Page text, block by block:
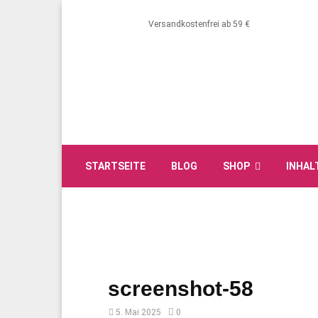
Versandkostenfrei ab 59 €
STARTSEITE BLOG SHOP
screenshot-58
5. Mai 2025 0